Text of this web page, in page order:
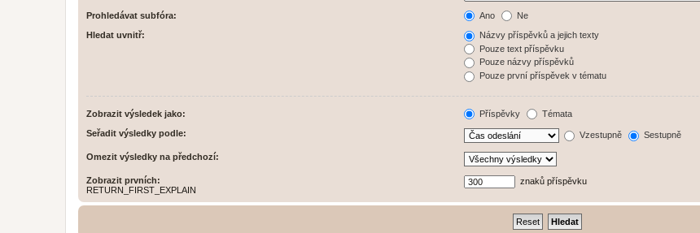
Prohledávat subfóra: Ano Ne
Hledat uvnitř:
Názvy příspěvků a jejich texty
Pouze text příspěvku
Pouze názvy příspěvků
Pouze první příspěvek v tématu
Zobrazit výsledek jako: Příspěvky Témata
Seřadit výsledky podle: Vzestupně Sestupně
Omezit výsledky na předchozí:
Zobrazit prvních:
RETURN_FIRST_EXPLAIN
znaků příspěvku